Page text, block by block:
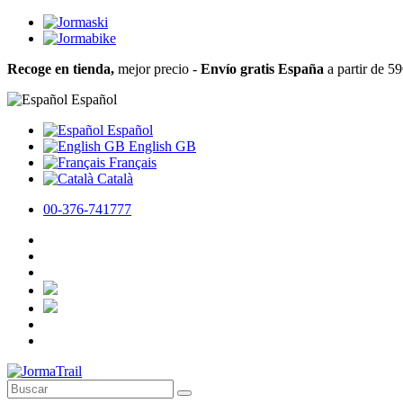
Recoge en tienda, mejor precio - Envío gratis España a partir de
Español
Español
English GB
Français
Català
00-376-741777